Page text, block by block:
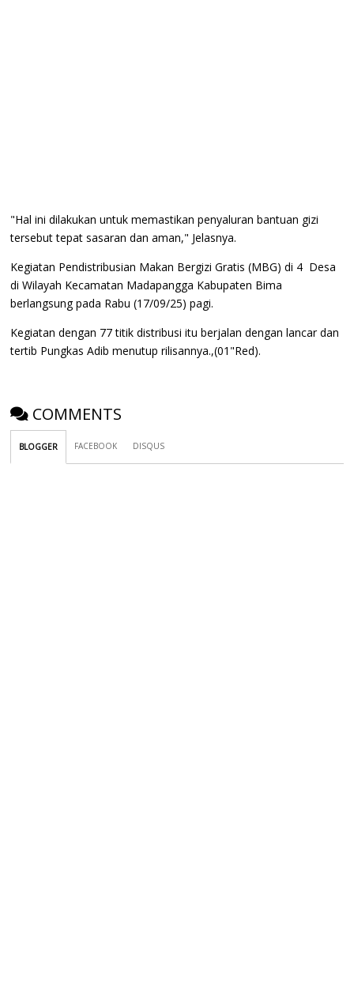
"Hal ini dilakukan untuk memastikan penyaluran bantuan gizi
tersebut tepat sasaran dan aman," Jelasnya.
Kegiatan Pendistribusian Makan Bergizi Gratis (MBG) di 4 Desa
di Wilayah Kecamatan Madapangga Kabupaten Bima
berlangsung pada Rabu (17/09/25) pagi.
Kegiatan dengan 77 titik distribusi itu berjalan dengan lancar dan
tertib Pungkas Adib menutup rilisannya.,(01"Red).
COMMENTS
BLOGGER FACEBOOK DISQUS